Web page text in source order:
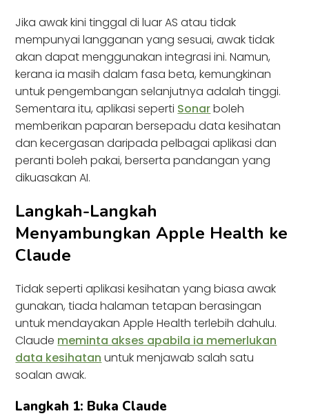
Jika awak kini tinggal di luar AS atau tidak
mempunyai langganan yang sesuai, awak tidak
akan dapat menggunakan integrasi ini. Namun,
kerana ia masih dalam fasa beta, kemungkinan
untuk pengembangan selanjutnya adalah tinggi.
Sementara itu, aplikasi seperti Sonarboleh
memberikan paparan bersepadu data kesihatan
dan kecergasan daripada pelbagai aplikasi dan
peranti boleh pakai, berserta pandangan yang
dikuasakan AI.
Langkah-Langkah
Menyambungkan Apple Health ke
Claude
Tidak seperti aplikasi kesihatan yang biasa awak
gunakan, tiada halaman tetapan berasingan
untuk mendayakan Apple Health terlebih dahulu.
Claude meminta akses apabila ia memerlukan
data kesihatan untuk menjawab salah satu
soalan awak.
Langkah 1: Buka Claude